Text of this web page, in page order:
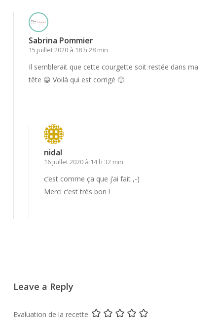
Sabrina Pommier
15 juillet 2020 à 18 h 28 min
Il semblerait que cette courgette soit restée dans ma
tête 😀 Voilà qui est corrigé 🙂
nidal
16 juillet 2020 à 14 h 32 min
c’est comme ça que j’ai fait ,-)
Merci c’est très bon !
Leave a Reply
Evaluation de la recette